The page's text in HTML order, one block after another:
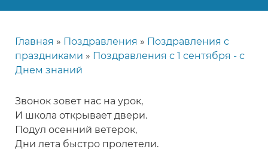
Строка
навигации
Главная Поздравления
Поздравления с
праздниками
Поздравления с 1 сентября - с
Днем знаний
Звонок зовет нас на урок,
И школа открывает двери.
Подул осенний ветерок,
Дни лета быстро пролетели.